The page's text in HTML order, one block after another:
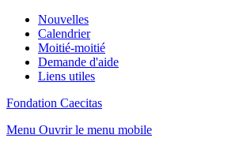
Nouvelles
Calendrier
Moitié-moitié
Demande d'aide
Liens utiles
Fondation Caecitas
Menu Ouvrir le menu mobile